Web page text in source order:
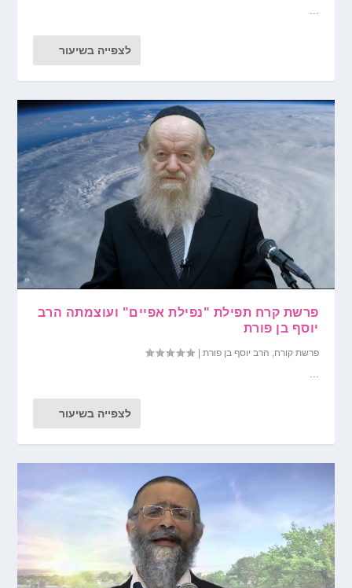
לצפייה בשיעור
פרשת קרח תפילת "נפילת אפיים" ועוצמתה הרב
יוסף בן פורת
פרשת קורח, הרב יוסף בן פורת |
...
לצפייה בשיעור